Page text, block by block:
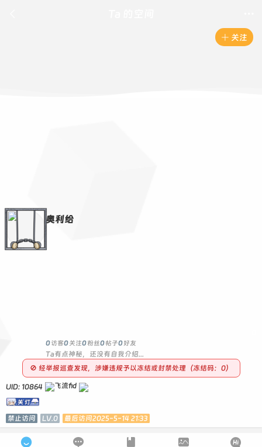
 关注
奥利给
0 访客0 关注0粉丝0 帖子0 好友
Ta有点神秘，还没有自我介绍...
🚫 经举报巡查发现，涉嫌违规予以冻结或封禁处理（冻结码：0）
UID: 10864
禁止访问 LV.0 最后访问2025-5-14 21:33
    